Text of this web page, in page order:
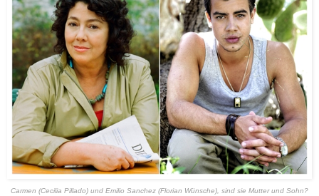
Carmen (Cecilia Pillado) und Emilio Sanchez (Florian Wünsche), sind sie Mutter und Sohn?